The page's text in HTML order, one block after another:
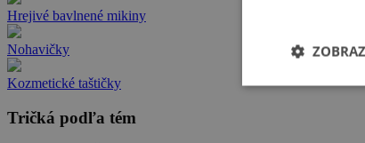
Hrejivé bavlnené mikiny
Nohavičky
Kozmetické taštičky
Tričká podľa tém